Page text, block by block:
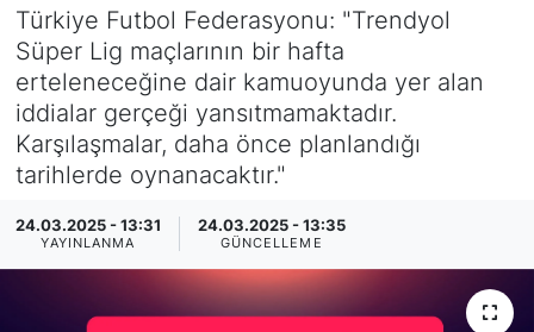
Türkiye Futbol Federasyonu: "Trendyol
Süper Lig maçlarının bir hafta
erteleneceğine dair kamuoyunda yer alan
iddialar gerçeği yansıtmamaktadır.
Karşılaşmalar, daha önce planlandığı
tarihlerde oynanacaktır."
24.03.2025 - 13:31
YAYINLANMA
24.03.2025 - 13:35
GÜNCELLEME